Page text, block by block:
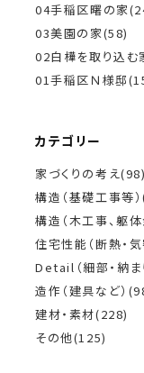
04手稲区曙の家
03美園の家(58)
02白樺を取り込む
01手稲区Ｎ様邸
カテゴリー
家づくりの考え(98)
構造（基礎工事等
構造（木工事、躯
住宅性能（断熱・
Detail（細部・納
造作（建具など）
建材・素材(228)
その他(125)